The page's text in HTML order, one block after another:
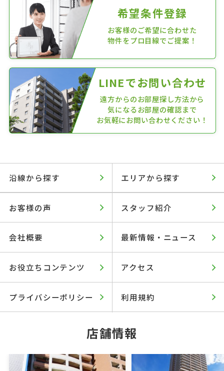
希望条件登録
お客様のご希望に合わせた
物件をプロ目線でご提案！
LINEでお問い合わせ
遠方からのお部屋探し方法から
気になるお部屋の確認まで
お気軽にお問い合わせください！
沿線から探す エリアから探す
お客様の声 スタッフ紹介
会社概要 最新情報・ニュース
お役立ちコンテンツ アクセス
プライバシーポリシー 利用規約
店舗情報